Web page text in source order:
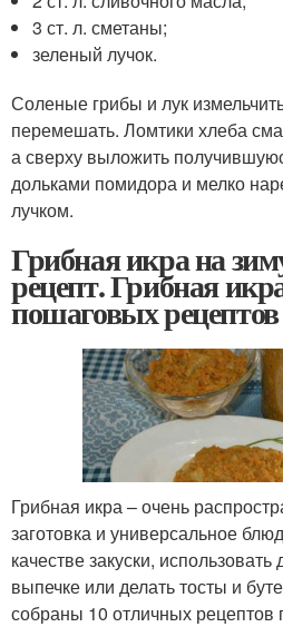
3 ст. л. сметаны;
зеленый лучок.
Соленые грибы и лук
перемешать. Ломтики хлеба
а сверху выложить
дольками помидора и мелко
лучком.
Грибная икра на
рецепт. Грибная
пошаговых
Грибная икра – очень
заготовка и универсальное
качестве закуски,
выпечке или делать тосты и
собраны 10 отличных рецептов